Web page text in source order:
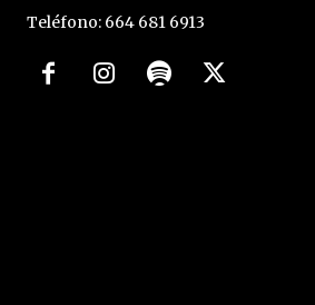
Teléfono: 664 681 6913